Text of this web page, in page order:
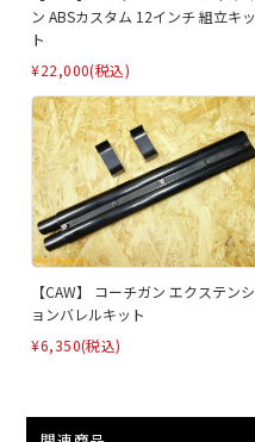
ン ABSカスタム 12インチ 組立キッ
ト
¥22,000(税込)
【CAW】 コーチガン エクステンシ
ョンバレルキット
¥6,350(税込)